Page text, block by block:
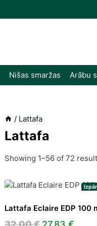
Nišas smaržas Arābu
/ Lattafa
Lattafa
Showing 1–56 of 72
Lattafa Eclaire EDP 100
Original